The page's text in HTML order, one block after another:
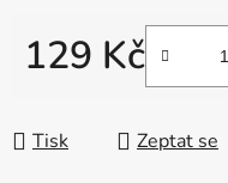
129 Kč
Tisk Zeptat se